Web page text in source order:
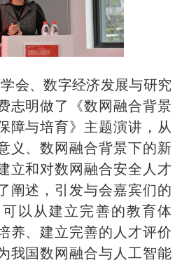
学会、数字经济发展与研究
志明做了《数网融合背景
障与培育》主题演讲，从
义、数网融合背景下的新
立和对数网融合安全人才
阐述，引发与会嘉宾们的
以从建立完善的教育体
养、建立完善的人才评价
我国数网融合与人工智能